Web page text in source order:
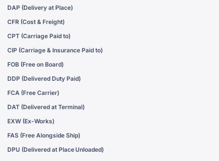
DAP (Delivery at Place)
CFR (Cost & Freight)
CPT (Carriage Paid to)
CIP (Carriage & Insurance Paid to)
FOB (Free on Board)
DDP (Delivered Duty Paid)
FCA (Free Carrier)
DAT (Delivered at Terminal)
EXW (Ex-Works)
FAS (Free Alongside Ship)
DPU (Delivered at Place Unloaded)